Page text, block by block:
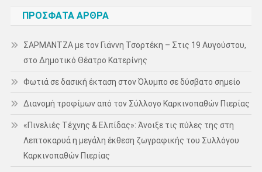
ΠΡΌΣΦΑΤΑ ΆΡΘΡΑ
ΣΑΡΜΑΝΤΖΑ με τον Γιάννη Τσορτέκη – Στις 19 Αυγούστου,
στο Δημοτικό Θέατρο Κατερίνης
Φωτιά σε δασική έκταση στον Όλυμπο σε δύσβατο σημείο
Διανομή τροφίμων από τον Σύλλογο Καρκινοπαθών Πιερίας
«Πινελιές Τέχνης & Ελπίδας»: Άνοιξε τις πύλες της στη
Λεπτοκαρυά η μεγάλη έκθεση ζωγραφικής του Συλλόγου
Καρκινοπαθών Πιερίας